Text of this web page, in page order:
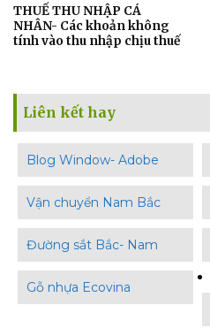
THUẾ THU NHẬP CÁ
NHÂN- Các khoản không
tính vào thu nhập chịu thuế
Liên kết hay
Blog Window- Adobe
Vận chuyển Nam Bắc
Đường sắt Bắc- Nam
Gỗ nhựa Ecovina